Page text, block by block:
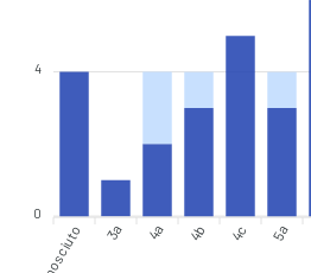
4
0
3a 4a 4b 4c 5a